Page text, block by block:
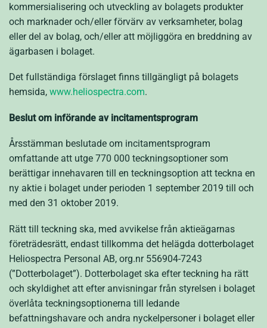
kommersialisering och utveckling av bolagets produkter
och marknader och/eller förvärv av verksamheter, bolag
eller del av bolag, och/eller att möjliggöra en breddning av
ägarbasen i bolaget.
Det fullständiga förslaget finns tillgängligt på bolagets
hemsida, www.heliospectra.com.
Beslut om införande av incitamentsprogram
Årsstämman beslutade om incitamentsprogram
omfattande att utge 770 000 teckningsoptioner som
berättigar innehavaren till en teckningsoption att teckna en
ny aktie i bolaget under perioden 1 september 2019 till och
med den 31 oktober 2019.
Rätt till teckning ska, med avvikelse från aktieägarnas
företrädesrätt, endast tillkomma det helägda dotterbolaget
Heliospectra Personal AB, org.nr 556904-7243
(”Dotterbolaget”). Dotterbolaget ska efter teckning ha rätt
och skyldighet att efter anvisningar från styrelsen i bolaget
överlåta teckningsoptionerna till ledande
befattningshavare och andra nyckelpersoner i bolaget eller